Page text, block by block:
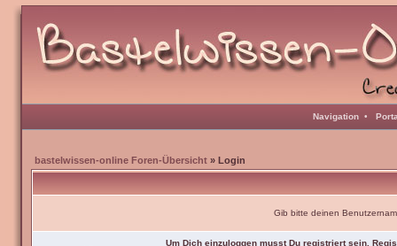
Navigation •
bastelwissen-online Foren-Übersicht » Login
Gib bitte deinen
Um Dich einzuloggen musst Du registriert sein.